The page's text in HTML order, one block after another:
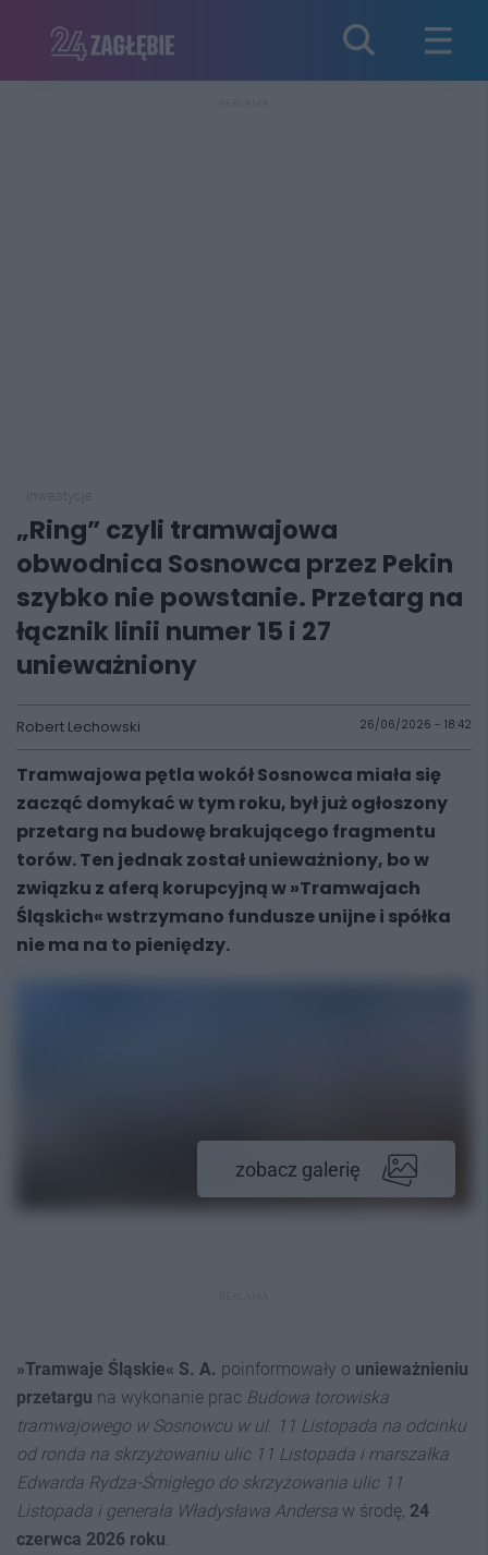
„Ring” czyli tramwajowa
obwodnica Sosnowca przez Pekin
szybko nie powstanie. Przetarg na
łącznik linii numer 15 i 27
unieważniony
Robert Lechowski 26/06/2026 - 18:42
Tramwajowa pętla wokół Sosnowca miała się
zacząć domykać w tym roku, był już ogłoszony
przetarg na budowę brakującego fragmentu
torów. Ten jednak został unieważniony, bo w
związku z aferą korupcyjną w »Tramwajach
Śląskich« wstrzymano fundusze unijne i spółka
nie ma na to pieniędzy.
zobacz galerię
»Tramwaje Śląskie« S. A. poinformowały o unieważnieniu
przetargu na wykonanie prac Budowa torowiska
tramwajowego w Sosnowcu w ul. 11 Listopada na odcinku
od ronda na skrzyżowaniu ulic 11 Listopada i marszałka
Edwarda Rydza-Śmigłego do skrzyżowania ulic 11
Listopada i generała Władysława Andersa w środę, 24
czerwca 2026 roku.